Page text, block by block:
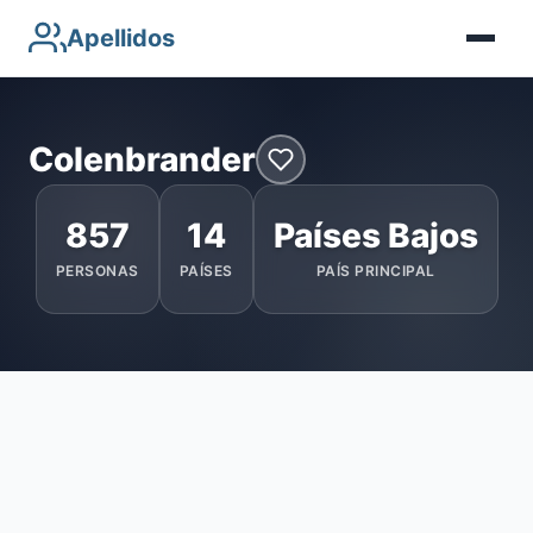
Apellidos
Colenbrander
857
PERSONAS
14
PAÍSES
Países Bajos
PAÍS PRINCIPAL